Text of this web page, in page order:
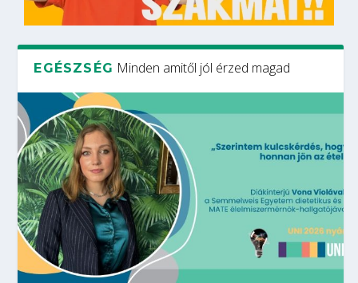
EGÉSZSÉG Minden amitől jól érzed magad